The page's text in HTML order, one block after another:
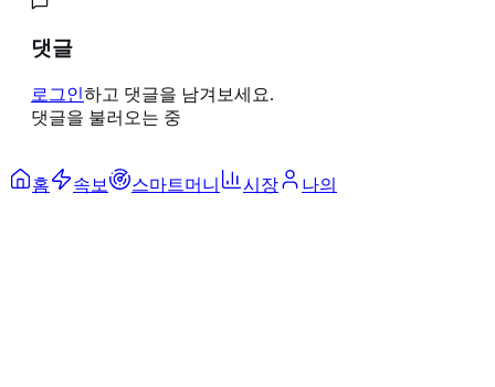
댓글
로그인하고 댓글을 남겨보세요.
댓글을 불러오는 중
홈 속보 스마트머니 시장 나의